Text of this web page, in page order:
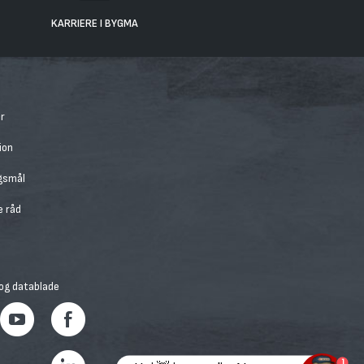
KARRIERE I BYGMA
råd
datablade